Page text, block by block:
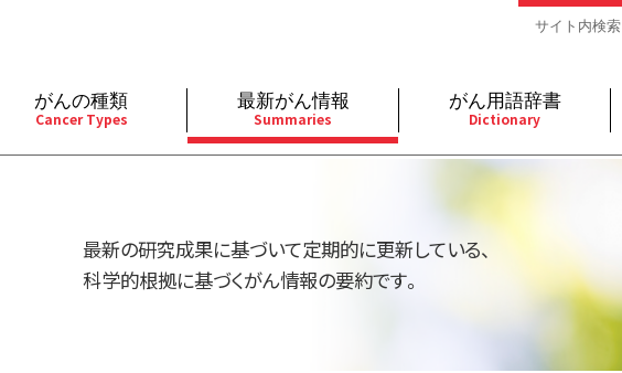
プライバシーポリシー
寄附・協賛一覧
沿革
がんの種類
Cancer Types
消化管
肝胆膵
皮膚
骨軟部
最新がん情報
Summaries
支持療法と緩和ケア
遺伝学的情報
統合、代替、補完療法
がん用語辞書
Dictionary
サイト内検索
最新の研究成果に基づいて定期的に更新している、
科学的根拠に基づくがん情報の要約です。